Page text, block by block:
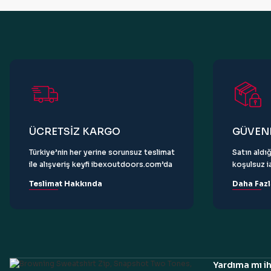
ÜCRETSİZ KARGO
Türkiye’nin her yerine sorunsuz teslimat
ile alışveriş keyfi ibexoutdoors.com’da
Teslimat Hakkında
Satın
koşulsuz
Daha
Yardıma mı